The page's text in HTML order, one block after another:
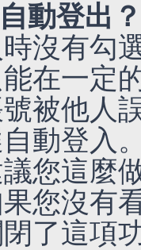
動登出？
沒有勾
在一定
被他人
動登入
您這麼
您沒有
了這項